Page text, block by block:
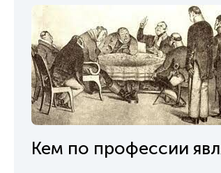
Кем по профессии